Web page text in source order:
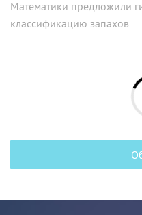
Математики предложили
классификацию запахов